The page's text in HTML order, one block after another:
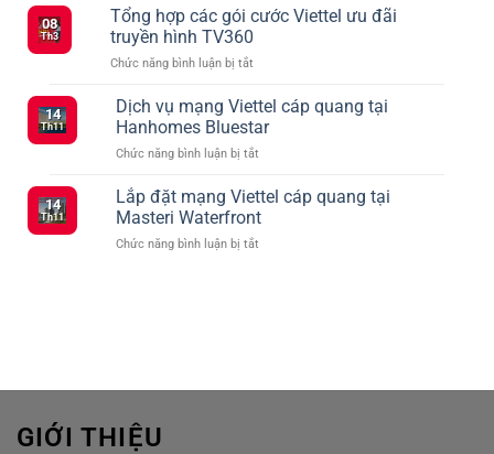
cước
hội
tháng
2
Điều
Khi
Ký
5G
–
Nối
Siêu
Với
08
Th3
Tổng hợp các gói cước Viettel ưu đãi
truyền hình TV360
Chức năng bình luận bị tắt
hợp
gói
cước
ưu
đãi
hình
14
Th11
Dịch vụ mạng Viettel cáp quang tại
Hanhomes Bluestar
Chức năng bình luận bị tắt
vụ
mạng
Viettel
cáp
14
Th11
Lắp đặt mạng Viettel cáp quang tại
Masteri Waterfront
Chức năng bình luận bị tắt
Masteri
GIỚI THIỆU